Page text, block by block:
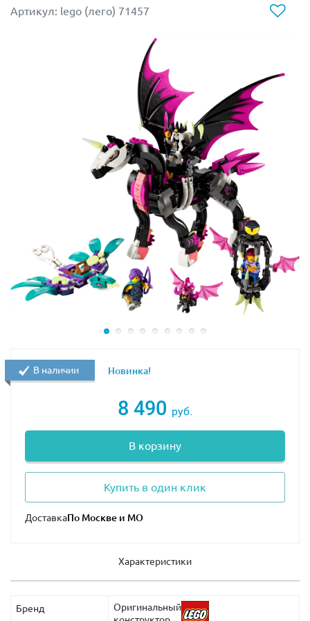
располагается место для Короля гоблинов, а сзади –
клетка с прочным замком, служащая хранилищем для
Размер дракона с расправленными крыльями
.
Также в наборе Вы найдёте
- каменную пещеру (6х8х5 см) с небольшим
водоёмом, растениями, креплением для динамита и
взрывной функцией, позволяющей добраться до
- 3 фигурки: гоблин Джимблин, медведица Блубери и
медвежонок Блу
- куколку Короля гоблинов
ягоды, цветы, инструкции для гоблина и волшебный
Артикул: lego (лего) 71457
8 490 руб.
В корзину
Купить в один клик
Доставка
В наличии Новинка!
Характеристики
Бренд
Оригинальный